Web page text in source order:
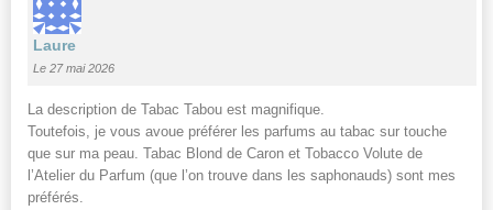
Laure
Le 27 mai 2026
La description de Tabac Tabou est magnifique.
Toutefois, je vous avoue préférer les parfums au tabac sur touche
que sur ma peau. Tabac Blond de Caron et Tobacco Volute de
l’Atelier du Parfum (que l’on trouve dans les saphonauds) sont mes
préférés.